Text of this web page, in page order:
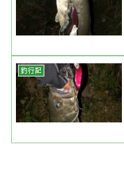
釣行記